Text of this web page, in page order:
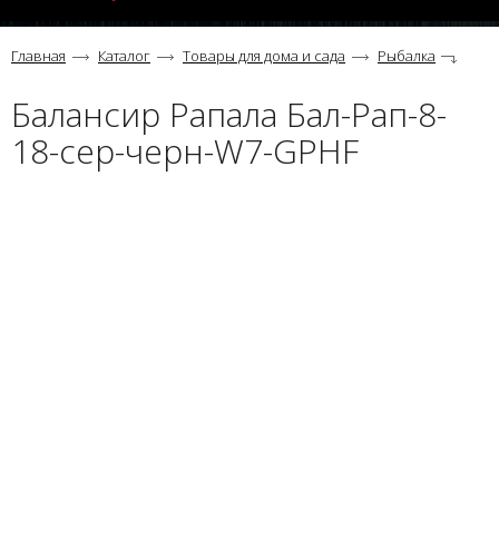
Главная Каталог Товары для дома и сада Рыбалка
Балансир Рапала Бал-Рап-8-
18-сер-черн-W7-GPHF